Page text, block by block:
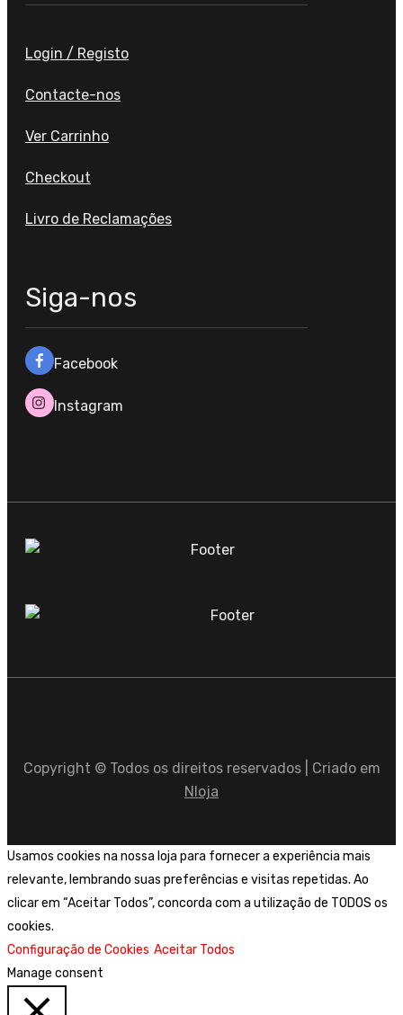
Login / Registo
Contacte-nos
Ver Carrinho
Checkout
Livro de Reclamações
Siga-nos
Facebook
Instagram
Copyright © Todos os direitos reservados | Criado em
Nloja
Usamos cookies na nossa loja para fornecer a experiência mais
relevante, lembrando suas preferências e visitas repetidas. Ao
clicar em “Aceitar Todos”, concorda com a utilização de TODOS os
cookies.
Configuração de Cookies Aceitar Todos
Manage consent